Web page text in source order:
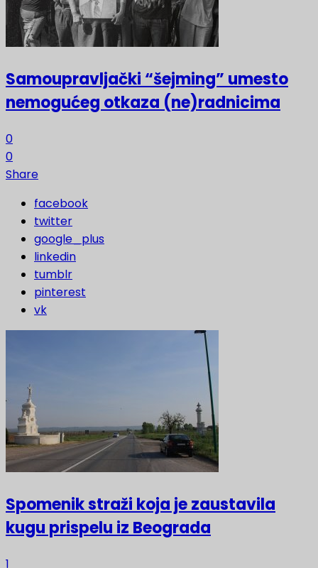
Samoupravljački “šejming” umesto
nemogućeg otkaza (ne)radnicima
0
0
Share
facebook
twitter
google_plus
linkedin
tumblr
pinterest
vk
Spomenik straži koja je zaustavila
kugu prispelu iz Beograda
1